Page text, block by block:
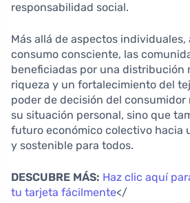
responsabilidad social.
Más allá de aspectos individuales,
consumo consciente, las
beneficiadas por una distribución
riqueza y un fortalecimiento del
poder de decisión del consumidor
su situación personal, sino que
futuro económico colectivo hacia
y sostenible para todos.
DESCUBRE MÁS: Haz clic aquí
tu tarjeta fácilmente</